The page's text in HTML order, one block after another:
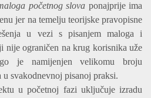
početnog slova ponajprije ima
jer na temelju teorijske pravopisne
u vezi s pisanjem maloga i
nije ograničen na krug korisnika uže
je namijenjen velikomu broju
svakodnevnoj pisanoj praksi.
u početnoj fazi uključuje izradu